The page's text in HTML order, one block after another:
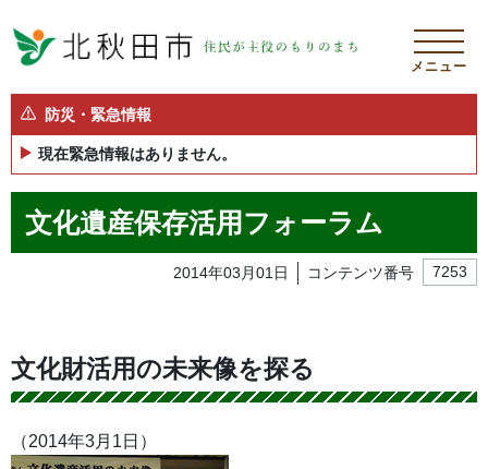
メニュー
防災・緊急情報
現在緊急情報はありません。
文化遺産保存活用フォーラム
2014年03月01日 コンテンツ番号 7253
文化財活用の未来像を探る
（2014年3月1日）